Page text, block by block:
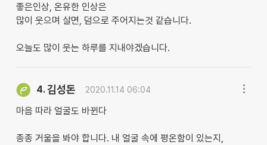
좋은인상, 온유한 인상은
많이 웃으며 살면, 덤으로 주어지는것 같습니다.
오늘도 많이 웃는 하루를 지내야겠습니다.
4.김성돈 2020.11.14 06:04
마음 따라 얼굴도 바뀐다
종종 거울을 봐야 합니다. 내 얼굴 속에 평온함이 있는지,